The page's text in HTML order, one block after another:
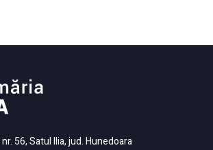
56, Satul Ilia, jud. Hunedoara